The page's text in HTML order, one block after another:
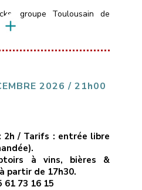
groupe Toulousain de
de découvrir des
David, Laura et Yohann, ce
et inspirations :Red Hot
2026 / 21h00
2h / Tarifs : entrée libre
à vins, bières &
partir de 17h30.
61 73 16 15